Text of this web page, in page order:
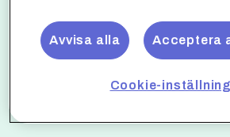
1953kr/
Avvisa alla Acceptera
Cookie-